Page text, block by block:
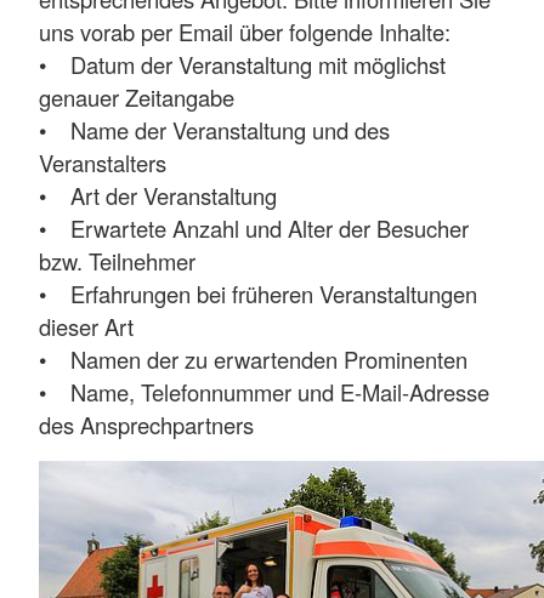
uns vorab per Email über folgende Inhalte:
• Datum der Veranstaltung mit möglichst
genauer Zeitangabe
• Name der Veranstaltung und des
Veranstalters
• Art der Veranstaltung
• Erwartete Anzahl und Alter der Besucher
bzw. Teilnehmer
• Erfahrungen bei früheren Veranstaltungen
dieser Art
• Namen der zu erwartenden Prominenten
• Name, Telefonnummer und E-Mail-Adresse
des Ansprechpartners